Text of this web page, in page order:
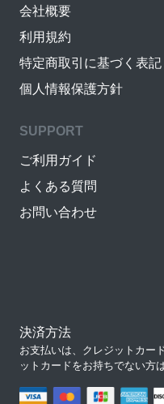
会社概要
利用規約
特定商取引に基づく表記
個人情報保護方針
SUPPORT
ご利用ガイド
よくある質問
お問い合わせ
決済方法
お支払いは、クレジットカー
ットカードをお持ちでない方